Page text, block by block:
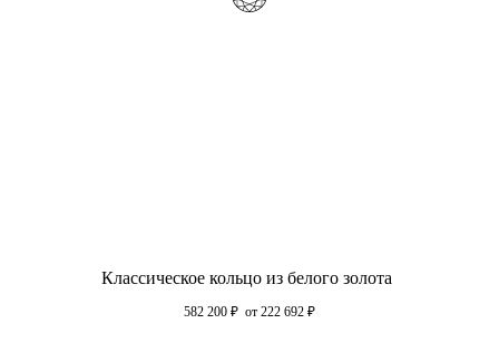
Классическое кольцо из белого золота
582 200 ₽ от 222 692 ₽